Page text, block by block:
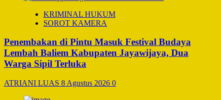
KRIMINAL HUKUM
SOROT KAMERA
Penembakan di Pintu Masuk Festival Budaya
Lembah Baliem Kabupaten Jayawijaya, Dua
Warga Sipil Terluka
ATRIANI LUAS 8 Agustus 2026 0